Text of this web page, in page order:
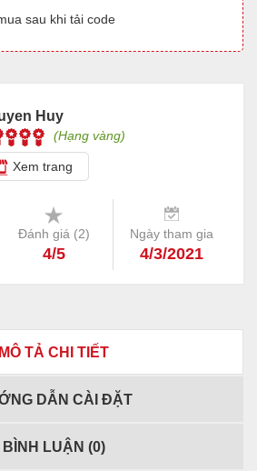
sau khi tải code
Huy
(Hạng vàng)
Xem trang
Đánh giá (2)
4/5
Ngày tham gia
4/3/2021
MÔ TẢ CHI TIẾT
DẪN CÀI ĐẶT
BÌNH LUẬN (0)